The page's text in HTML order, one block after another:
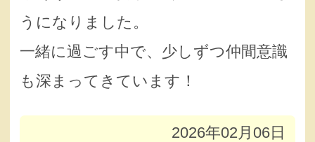
うになりました。
一緒に過ごす中で、少しずつ仲間意識
も深まってきています！
2026年02月06日